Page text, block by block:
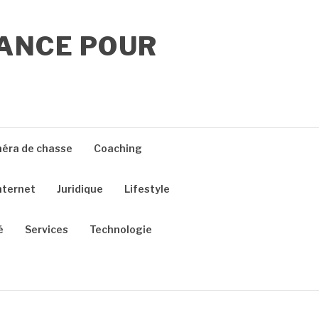
POUR
de chasse Coaching
Juridique Lifestyle
Services Technologie